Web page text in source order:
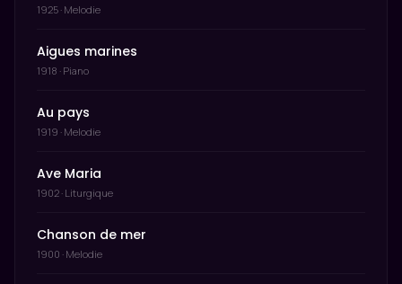
1925 · Melodie
Aigues marines
1918 · Piano
Au pays
1919 · Melodie
Ave Maria
1902 · Liturgique
Chanson de mer
1900 · Melodie